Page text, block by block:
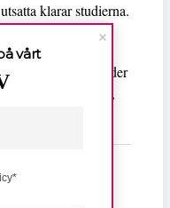
klarar studierna.
klarar av och
risk att det här leder
utsatta grupper,
vårt